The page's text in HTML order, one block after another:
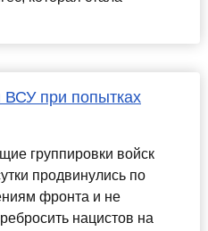
ВСУ при попытках
группировки войск
продвинулись по
фронта и не
нацистов на